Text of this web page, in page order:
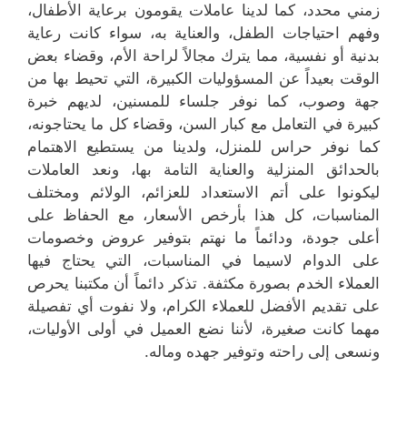
زمني محدد، كما لدينا عاملات يقومون برعاية الأطفال،
وفهم احتياجات الطفل، والعناية به، سواء كانت رعاية
بدنية أو نفسية، مما يترك مجالاً لراحة الأم، وقضاء بعض
الوقت بعيداً عن المسؤوليات الكبيرة، التي تحيط بها من
جهة وصوب، كما نوفر جلساء للمسنين، لديهم خبرة
كبيرة في التعامل مع كبار السن، وقضاء كل ما يحتاجونه،
كما نوفر حراس للمنزل، ولدينا من يستطيع الاهتمام
بالحدائق المنزلية والعناية التامة بها، ونعد العاملات
ليكونوا على أتم الاستعداد للعزائم، الولائم ومختلف
المناسبات، كل هذا بأرخص الأسعار، مع الحفاظ على
أعلى جودة، ودائماً ما نهتم بتوفير عروض وخصومات
على الدوام لاسيما في المناسبات، التي يحتاج فيها
العملاء الخدم بصورة مكثفة. تذكر دائماً أن مكتبنا يحرص
على تقديم الأفضل للعملاء الكرام، ولا نفوت أي تفصيلة
مهما كانت صغيرة، لأننا نضع العميل في أولى الأوليات،
ونسعى إلى راحته وتوفير جهده وماله.